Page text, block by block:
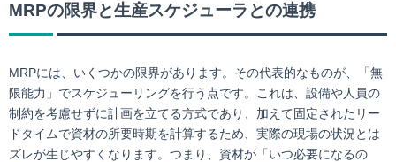
MRPの限界と生産スケジューラとの連携
MRPには、いくつかの限界があります。その代表的なものが、「無
限能力」でスケジューリングを行う点です。これは、設備や人員の
制約を考慮せずに計画を立てる方式であり、加えて固定されたリー
ドタイムで資材の所要時期を計算するため、実際の現場の状況とは
ズレが生じやすくなります。つまり、資材が「いつ必要になるの